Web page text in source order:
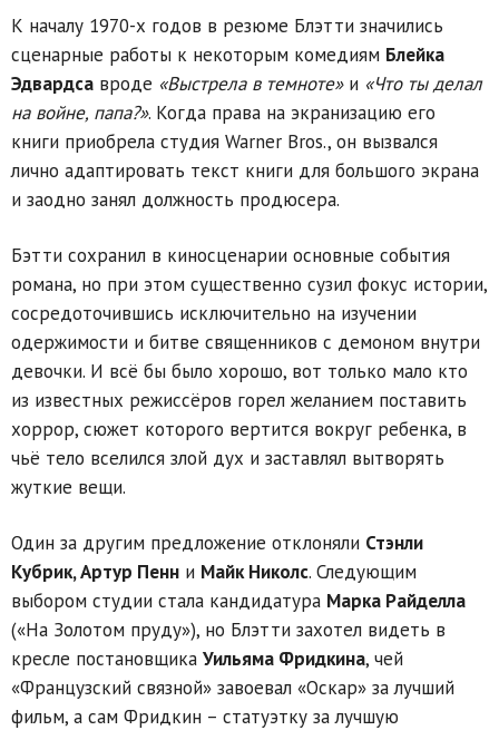
К началу 1970-х годов в резюме Блэтти значились
сценарные работы к некоторым комедиям Блейка
Эдвардса вроде «Выстрела в темноте»и «Что ты делал
на войне, папа?». Когда права на экранизацию его
книги приобрела студия Warner Bros., он вызвался
лично адаптировать текст книги для большого экрана
и заодно занял должность продюсера.
Бэтти сохранил в киносценарии основные события
романа, но при этом существенно сузил фокус истории,
сосредоточившись исключительно на изучении
одержимости и битве священников с демоном внутри
девочки. И всё бы было хорошо, вот только мало кто
из известных режиссёров горел желанием поставить
хоррор, сюжет которого вертится вокруг ребенка, в
чьё тело вселился злой дух и заставлял вытворять
жуткие вещи.
Один за другим предложение отклоняли Стэнли
Кубрик, Артур Пенн и Майк Николс. Следующим
выбором студии стала кандидатура Марка Райделла
(«На Золотом пруду»), но Блэтти захотел видеть в
кресле постановщика Уильяма Фридкина, чей
«Французский связной» завоевал «Оскар» за лучший
фильм, а сам Фридкин – статуэтку за лучшую